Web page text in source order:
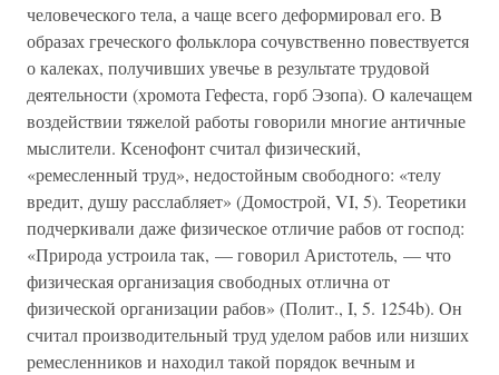
человеческого тела, а чаще всего деформировал его. В
образах греческого фольклора сочувственно повествуется
о калеках, получивших увечье в результате трудовой
деятельности (хромота Гефеста, горб Эзопа). О калечащем
воздействии тяжелой работы говорили многие античные
мыслители. Ксенофонт считал физический,
«ремесленный труд», недостойным свободного: «телу
вредит, душу расслабляет» (Домострой, VI, 5). Теоретики
подчеркивали даже физическое отличие рабов от господ:
«Природа устроила так, — говорил Аристотель, — что
физическая организация свободных отлична от
физической организации рабов» (Полит., I, 5. 1254b). Он
считал производительный труд уделом рабов или низших
ремесленников и находил такой порядок вечным и